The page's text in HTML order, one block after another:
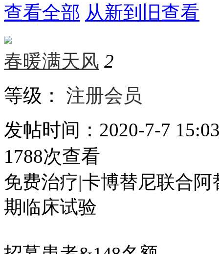
查看全部 从新到旧查看
春暖满天风 2
等级：
注册会员
发帖时间：2020-7-7
1788次查看
免费治疗|卡博替尼联合
期临床试验